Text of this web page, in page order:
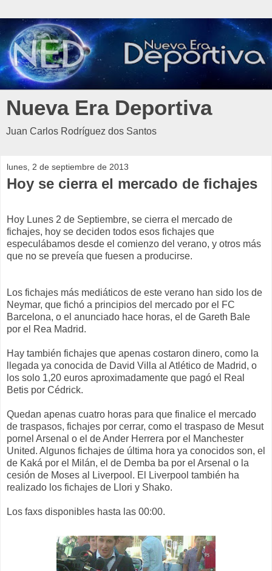
Nueva Era Deportiva
Juan Carlos Rodríguez dos Santos
lunes, 2 de septiembre de 2013
Hoy se cierra el mercado de fichajes
Hoy Lunes 2 de Septiembre, se cierra el mercado de
fichajes, hoy se deciden todos esos fichajes que
especulábamos desde el comienzo del verano, y otros más
que no se preveía que fuesen a producirse.
Los fichajes más mediáticos de este verano han sido los de
Neymar, que fichó a principios del mercado por el FC
Barcelona, o el anunciado hace horas, el de Gareth Bale
por el Rea Madrid.
Hay también fichajes que apenas costaron dinero, como la
llegada ya conocida de David Villa al Atlético de Madrid, o
los solo 1,20 euros aproximadamente que pagó el Real
Betis por Cédrick.
Quedan apenas cuatro horas para que finalice el mercado
de traspasos, fichajes por cerrar, como el traspaso de Mesut
pornel Arsenal o el de Ander Herrera por el Manchester
United. Algunos fichajes de última hora ya conocidos son, el
de Kaká por el Milán, el de Demba ba por el Arsenal o la
cesión de Moses al Liverpool. El Liverpool también ha
realizado los fichajes de Llori y Shako.
Los faxs disponibles hasta las 00:00.